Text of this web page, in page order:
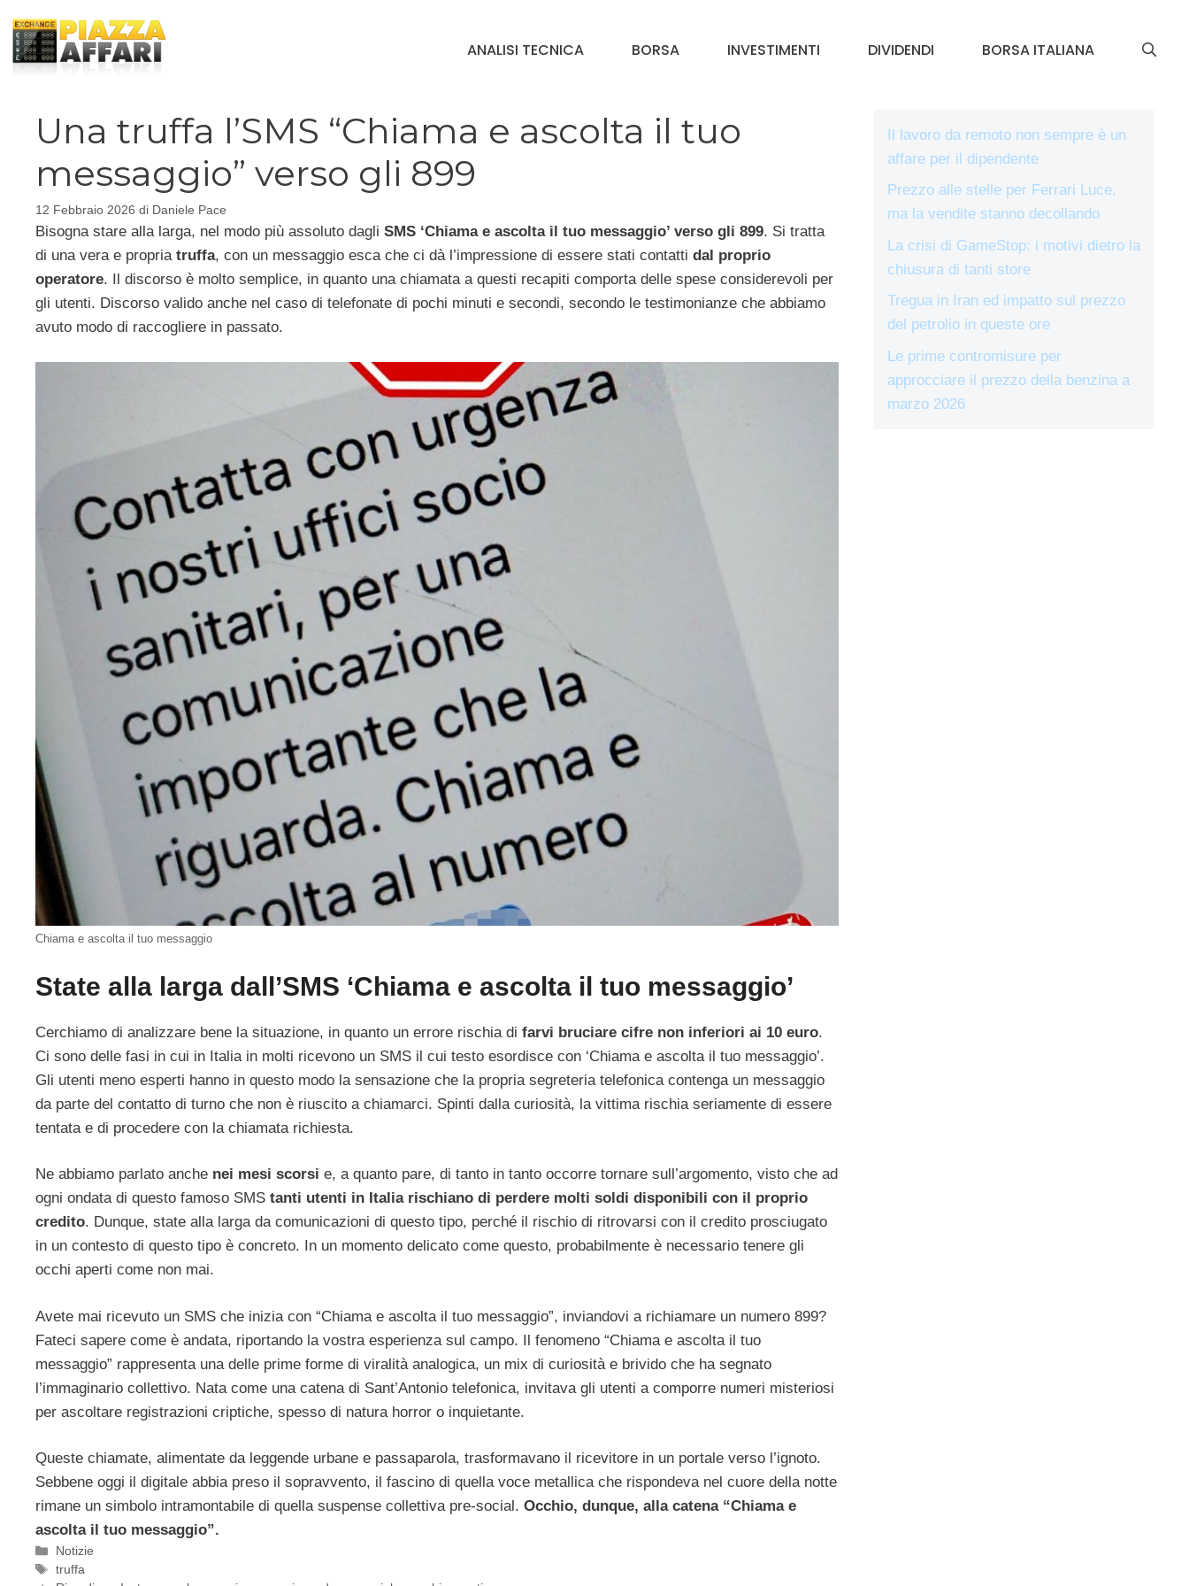
contenuto
ANALISI TECNICA BORSA INVESTIMENTI DIVIDENDI BORSA ITALIANA
Una truffa l’SMS “Chiama e ascolta il tuo
messaggio” verso gli 899
12 Febbraio 2026 di Daniele Pace
Bisogna stare alla larga, nel modo più assoluto dagli SMS ‘Chiama e ascolta il tuo messaggio’ verso gli 899. Si tratta
di una vera e propria truffa, con un messaggio esca che ci dà l’impressione di essere stati contatti dal proprio
operatore. Il discorso è molto semplice, in quanto una chiamata a questi recapiti comporta delle spese considerevoli per
gli utenti. Discorso valido anche nel caso di telefonate di pochi minuti e secondi, secondo le testimonianze che abbiamo
avuto modo di raccogliere in passato.
Chiama e ascolta il tuo messaggio
State alla larga dall’SMS ‘Chiama e ascolta il tuo messaggio’
Cerchiamo di analizzare bene la situazione, in quanto un errore rischia di farvi bruciare cifre non inferiori ai 10 euro.
Ci sono delle fasi in cui in Italia in molti ricevono un SMS il cui testo esordisce con ‘Chiama e ascolta il tuo messaggio’.
Gli utenti meno esperti hanno in questo modo la sensazione che la propria segreteria telefonica contenga un messaggio
da parte del contatto di turno che non è riuscito a chiamarci. Spinti dalla curiosità, la vittima rischia seriamente di essere
tentata e di procedere con la chiamata richiesta.
Ne abbiamo parlato anche nei mesi scorsi e, a quanto pare, di tanto in tanto occorre tornare sull’argomento, visto che ad
ogni ondata di questo famoso SMS tanti utenti in Italia rischiano di perdere molti soldi disponibili con il proprio
credito. Dunque, state alla larga da comunicazioni di questo tipo, perché il rischio di ritrovarsi con il credito prosciugato
in un contesto di questo tipo è concreto. In un momento delicato come questo, probabilmente è necessario tenere gli
occhi aperti come non mai.
Avete mai ricevuto un SMS che inizia con “Chiama e ascolta il tuo messaggio”, inviandovi a richiamare un numero 899?
Fateci sapere come è andata, riportando la vostra esperienza sul campo. Il fenomeno “Chiama e ascolta il tuo
messaggio” rappresenta una delle prime forme di viralità analogica, un mix di curiosità e brivido che ha segnato
l’immaginario collettivo. Nata come una catena di Sant’Antonio telefonica, invitava gli utenti a comporre numeri misteriosi
per ascoltare registrazioni criptiche, spesso di natura horror o inquietante.
Queste chiamate, alimentate da leggende urbane e passaparola, trasformavano il ricevitore in un portale verso l’ignoto.
Sebbene oggi il digitale abbia preso il sopravvento, il fascino di quella voce metallica che rispondeva nel cuore della notte
rimane un simbolo intramontabile di quella suspense collettiva pre-social. Occhio, dunque, alla catena “Chiama e
ascolta il tuo messaggio”.
Categorie
Notizie
Tag
truffa
Il lavoro da remoto non sempre è un
affare per il dipendente
Prezzo alle stelle per Ferrari Luce,
ma la vendite stanno decollando
La crisi di GameStop: i motivi dietro la
chiusura di tanti store
Tregua in Iran ed impatto sul prezzo
del petrolio in queste ore
Le prime contromisure per
approcciare il prezzo della benzina a
marzo 2026